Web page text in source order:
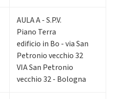
AULA A - S.P.V.
Piano Terra
edificio in Bo - via San
Petronio vecchio 32
VIA San Petronio
vecchio 32 - Bologna